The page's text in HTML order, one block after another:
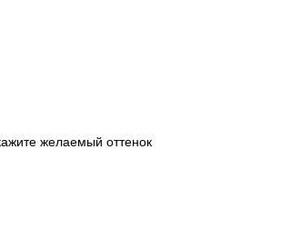
желаемый оттенок